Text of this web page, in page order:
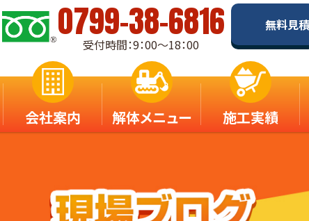
0799-38-6816
受付時間：9：00～18：00
無料見
会社案内 解体メニュー 施工実績